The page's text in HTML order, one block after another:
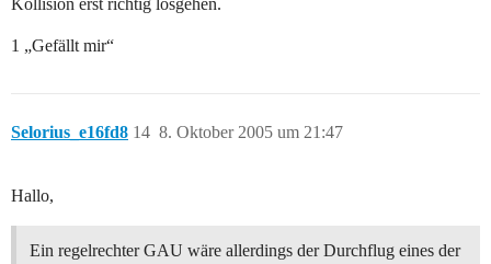
Kollision erst richtig losgehen.
1 „Gefällt mir“
Selorius_e16fd8 8. Oktober 2005 um 21:47
14
Hallo,
Ein regelrechter GAU wäre allerdings der Durchflug eines der